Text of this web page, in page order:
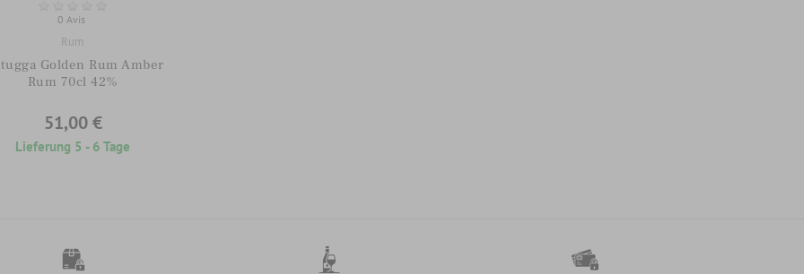
0 Avis
Rum
Golden Rum Amber
Rum 70cl 42%
51,00 €
Lieferung 5 - 6 Tage